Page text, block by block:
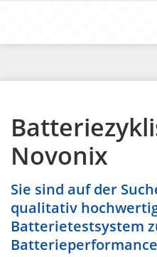
Novonix
Sie sind auf der
qualitativ
Batterietestsystem